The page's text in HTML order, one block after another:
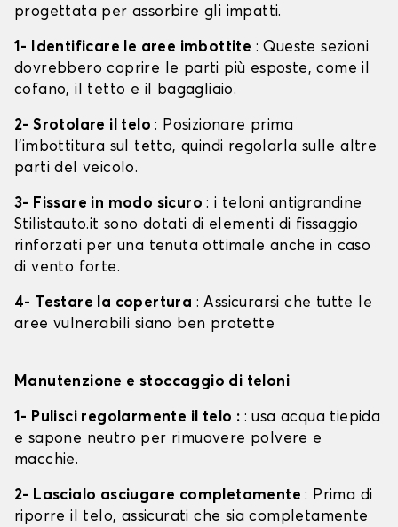
progettata per assorbire gli impatti.
1- Identificare le aree imbottite : Queste sezioni
dovrebbero coprire le parti più esposte, come il
cofano, il tetto e il bagagliaio.
2- Srotolare il telo: Posizionare prima
l'imbottitura sul tetto, quindi regolarla sulle altre
parti del veicolo.
3- Fissare in modo sicuro: i teloni antigrandine
Stilistauto.it sono dotati di elementi di fissaggio
rinforzati per una tenuta ottimale anche in caso
di vento forte.
4- Testare la copertura : Assicurarsi che tutte le
aree vulnerabili siano ben protette
Manutenzione e stoccaggio di teloni
1- Pulisci regolarmente il telo : : usa acqua tiepida
e sapone neutro per rimuovere polvere e
macchie.
2- Lascialo asciugare completamente: Prima di
riporre il telo, assicurati che sia completamente